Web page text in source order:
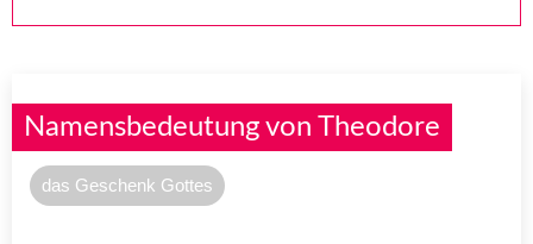
Namensbedeutung von Theodore
das Geschenk Gottes